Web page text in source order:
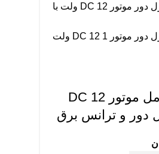
مجموعه كامل موتور DC 12
دور و ترانس برق